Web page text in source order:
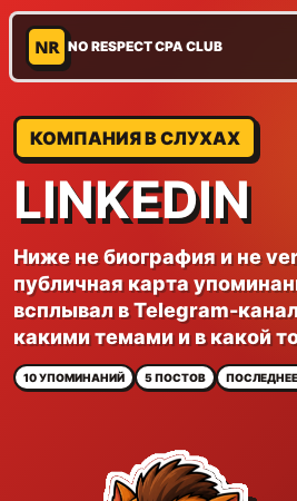
NR NO RESPECT CPA CLUB
КОМПАНИЯ В СЛУХАХ
LINKEDIN
Ниже не биография и не
публичная карта
всплывал в Telegram-
какими темами и в какой
10 УПОМИНАНИЙ 5 ПОСТОВ